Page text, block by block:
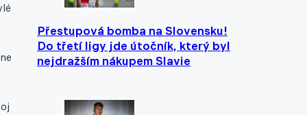
Přestupová bomba na Slovensku!
Do třetí ligy jde útočník, který byl
nejdražším nákupem Slavie